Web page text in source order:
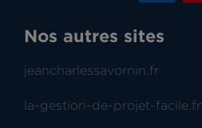
Nos autres sites
jeancharlessavornin.fr
la-gestion-de-projet-facile.fr